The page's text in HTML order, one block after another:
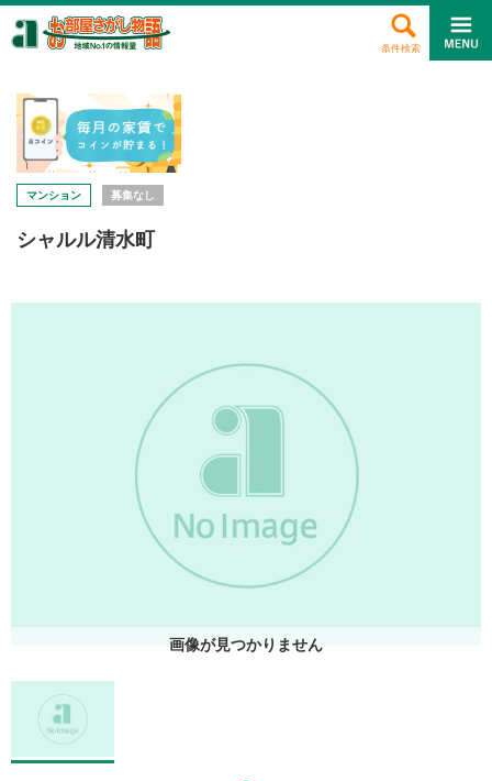
条件検索
マンション 募集なし
シャルル清水町
画像が見つかりません